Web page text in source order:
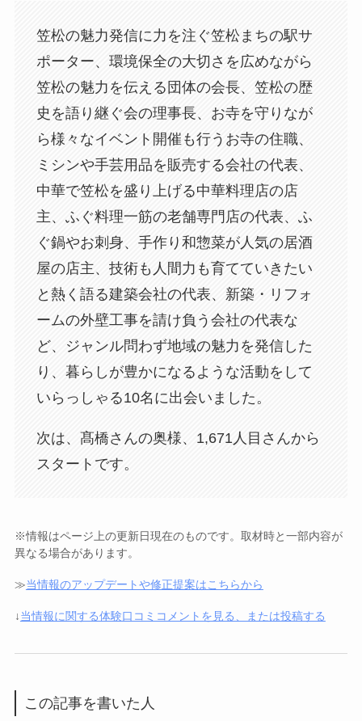
笠松の魅力発信に力を注ぐ笠松まちの駅サ
ポーター、環境保全の大切さを広めながら
笠松の魅力を伝える団体の会長、笠松の歴
史を語り継ぐ会の理事長、お寺を守りなが
ら様々なイベント開催も行うお寺の住職、
ミシンや手芸用品を販売する会社の代表、
中華で笠松を盛り上げる中華料理店の店
主、ふぐ料理一筋の老舗専門店の代表、ふ
ぐ鍋やお刺身、手作り和惣菜が人気の居酒
屋の店主、技術も人間力も育てていきたい
と熱く語る建築会社の代表、新築・リフォ
ームの外壁工事を請け負う会社の代表な
ど、ジャンル問わず地域の魅力を発信した
り、暮らしが豊かになるような活動をして
いらっしゃる10名に出会いました。
次は、髙橋さんの奥様、1,671人目さんから
スタートです。
※情報はページ上の更新日現在のものです。取材時と一部内容が
異なる場合があります。
≫当情報のアップデートや修正提案はこちらから
↓当情報に関する体験口コミコメントを見る、または投稿する
この記事を書いた人